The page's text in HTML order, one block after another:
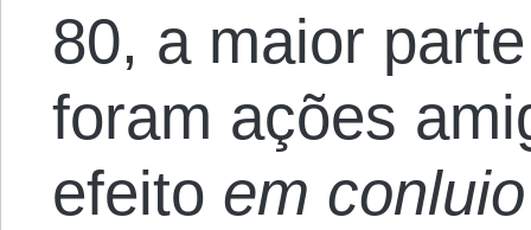
80, a maior
foram ações
efeito em